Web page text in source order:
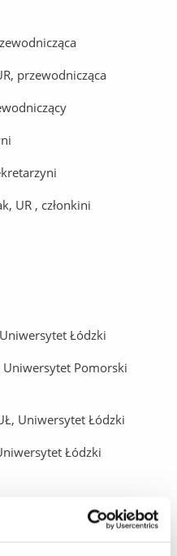
przewodnicząca
UR , członkini
Łódzki
Pomorski
Uniwersytet Łódzki
Łódzki